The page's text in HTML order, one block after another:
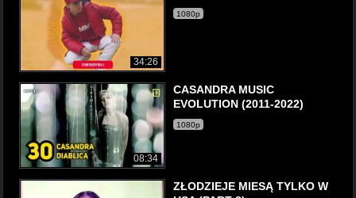
34:26
1080p
08:34
CASANDRA MUSIC
EVOLUTION (2011-2022)
1080p
ZŁODZIEJE MIESĄ TYLKO W